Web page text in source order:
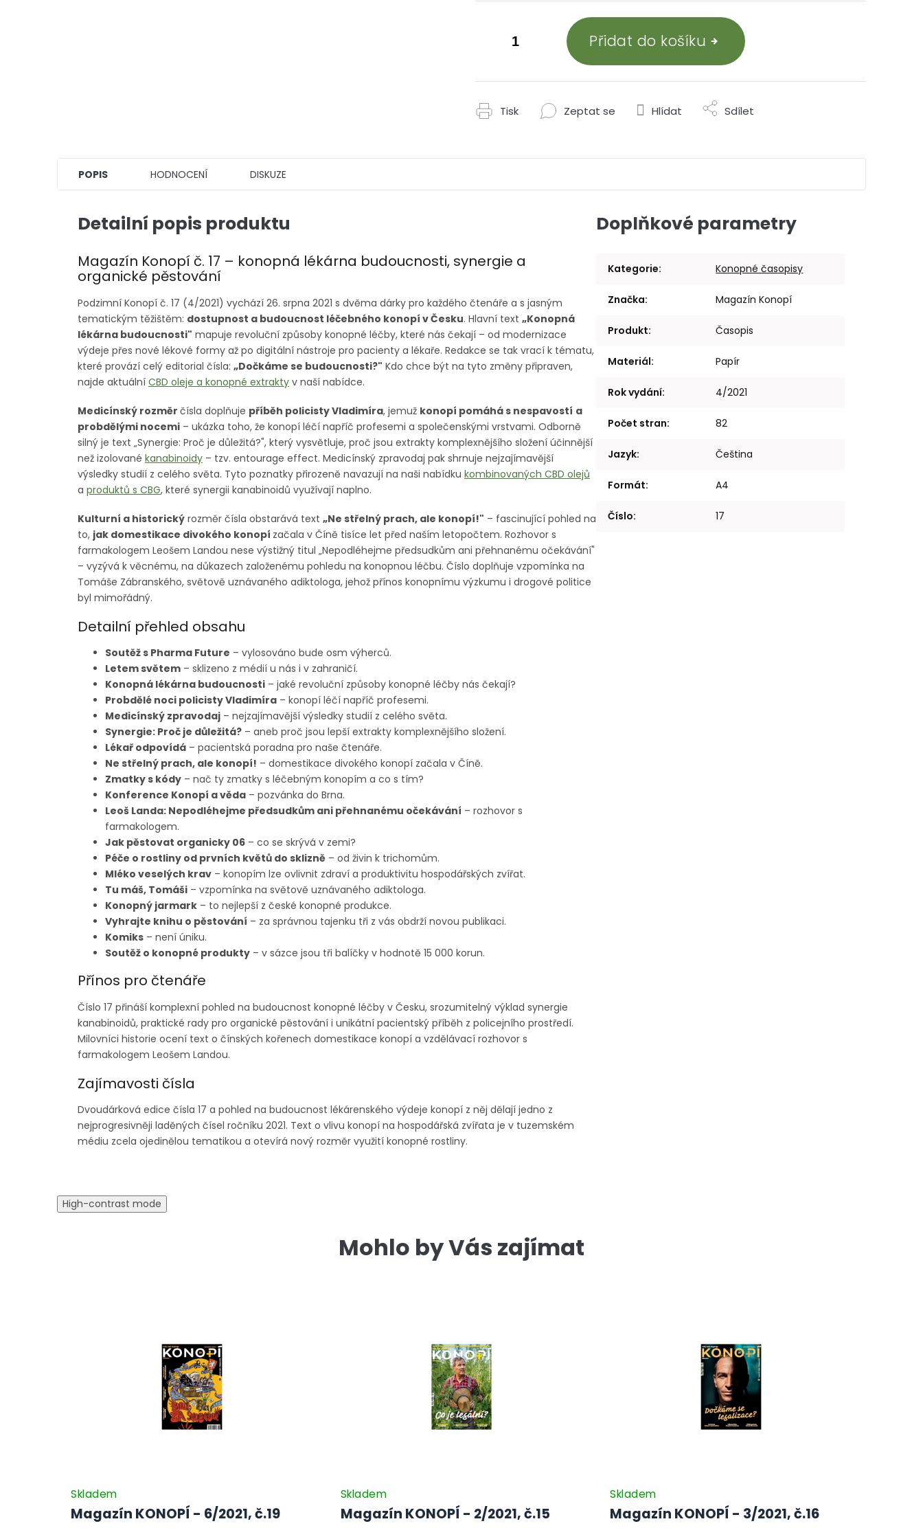
Přidat do košíku
Tisk Zeptat se Hlídat Sdílet
POPIS HODNOCENÍ DISKUZE
Detailní popis produktu
Magazín Konopí č. 17 – konopná lékárna budoucnosti, synergie a
organické pěstování
Podzimní Konopí č. 17 (4/2021) vychází 26. srpna 2021 s dvěma dárky pro každého čtenáře a s jasným
tematickým těžištěm: dostupnost a budoucnost léčebného konopí v Česku. Hlavní text „Konopná
lékárna budoucnosti" mapuje revoluční způsoby konopné léčby, které nás čekají – od modernizace
výdeje přes nové lékové formy až po digitální nástroje pro pacienty a lékaře. Redakce se tak vrací k tématu,
které provází celý editorial čísla: „Dočkáme se budoucnosti?" Kdo chce být na tyto změny připraven,
najde aktuální CBD oleje a konopné extrakty v naší nabídce.
Medicínský rozměr čísla doplňuje příběh policisty Vladimíra, jemuž konopí pomáhá s nespavostí a
probdělými nocemi – ukázka toho, že konopí léčí napříč profesemi a společenskými vrstvami. Odborně
silný je text „Synergie: Proč je důležitá?", který vysvětluje, proč jsou extrakty komplexnějšího složení účinnější
než izolované kanabinoidy – tzv. entourage effect. Medicínský zpravodaj pak shrnuje nejzajímavější
výsledky studií z celého světa. Tyto poznatky přirozeně navazují na naši nabídku kombinovaných CBD olejů
a produktů s CBG, které synergii kanabinoidů využívají naplno.
Kulturní a historický rozměr čísla obstarává text „Ne střelný prach, ale konopí!" – fascinující pohled na
to, jak domestikace divokého konopí začala v Číně tisíce let před naším letopočtem. Rozhovor s
farmakologem Leošem Landou nese výstižný titul „Nepodléhejme předsudkům ani přehnanému očekávání"
– vyzývá k věcnému, na důkazech založenému pohledu na konopnou léčbu. Číslo doplňuje vzpomínka na
Tomáše Zábranského, světově uznávaného adiktologa, jehož přínos konopnímu výzkumu i drogové politice
byl mimořádný.
Detailní přehled obsahu
Soutěž s Pharma Future – vylosováno bude osm výherců.
Letem světem – sklizeno z médií u nás i v zahraničí.
Konopná lékárna budoucnosti – jaké revoluční způsoby konopné léčby nás čekají?
Probdělé noci policisty Vladimíra – konopí léčí napříč profesemi.
Medicínský zpravodaj – nejzajímavější výsledky studií z celého světa.
Synergie: Proč je důležitá? – aneb proč jsou lepší extrakty komplexnějšího složení.
Lékař odpovídá – pacientská poradna pro naše čtenáře.
Ne střelný prach, ale konopí! – domestikace divokého konopí začala v Číně.
Zmatky s kódy – nač ty zmatky s léčebným konopím a co s tím?
Konference Konopí a věda – pozvánka do Brna.
Leoš Landa: Nepodléhejme předsudkům ani přehnanému očekávání – rozhovor s
farmakologem.
Jak pěstovat organicky 06 – co se skrývá v zemi?
Péče o rostliny od prvních květů do sklizně – od živin k trichomům.
Mléko veselých krav – konopím lze ovlivnit zdraví a produktivitu hospodářských zvířat.
Tu máš, Tomáši – vzpomínka na světově uznávaného adiktologa.
Konopný jarmark – to nejlepší z české konopné produkce.
Vyhrajte knihu o pěstování – za správnou tajenku tři z vás obdrží novou publikaci.
Komiks – není úniku.
Soutěž o konopné produkty – v sázce jsou tři balíčky v hodnotě 15 000 korun.
Přínos pro čtenáře
Číslo 17 přináší komplexní pohled na budoucnost konopné léčby v Česku, srozumitelný výklad synergie
kanabinoidů, praktické rady pro organické pěstování i unikátní pacientský příběh z policejního prostředí.
Milovníci historie ocení text o čínských kořenech domestikace konopí a vzdělávací rozhovor s
farmakologem Leošem Landou.
Zajímavosti čísla
Dvoudárková edice čísla 17 a pohled na budoucnost lékárenského výdeje konopí z něj dělají jedno z
nejprogresivněji laděných čísel ročníku 2021. Text o vlivu konopí na hospodářská zvířata je v tuzemském
médiu zcela ojedinělou tematikou a otevírá nový rozměr využití konopné rostliny.
Doplňkové parametry
Kategorie: Konopné časopisy
Značka: Magazín Konopí
Produkt: Časopis
Materiál: Papír
Rok vydání: 4/2021
Počet stran: 82
Jazyk: Čeština
Formát: A4
Číslo: 17
High-contrast mode
Mohlo by Vás zajímat
Magazín KONOPÍ - 6/2021, č.19
Skladem
Magazín KONOPÍ - 2/2021, č.15
Skladem
Magazín KONOPÍ - 3/2021, č.16
Skladem